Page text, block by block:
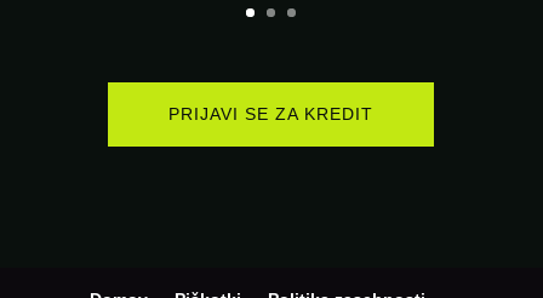
PRIJAVI SE ZA KREDIT